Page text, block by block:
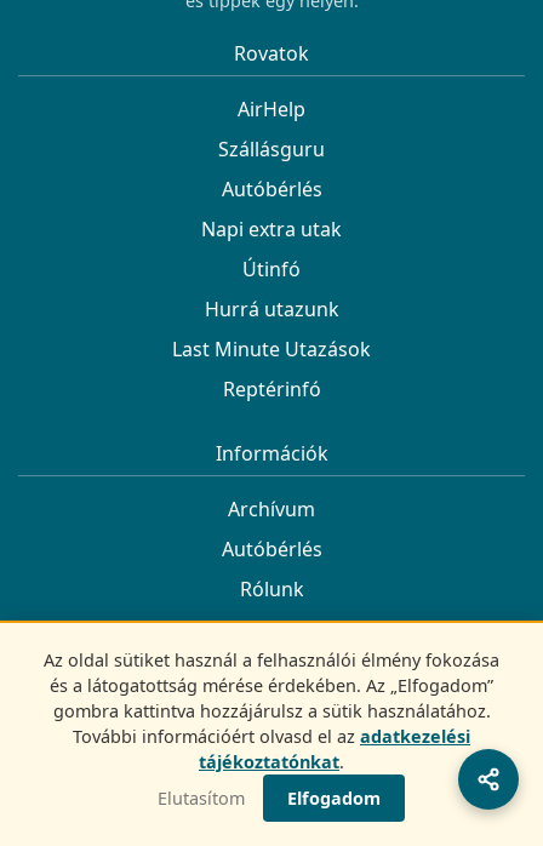
Rovatok
AirHelp
Szállásguru
Autóbérlés
Napi extra utak
Útinfó
Hurrá utazunk
Last Minute Utazások
Reptérinfó
Információk
Archívum
Autóbérlés
Rólunk
Kapcsolat
Adatvédelem
Impresszum
Kövess minket
Facebook
Az oldal sütiket használ a felhasználói élmény fokozása
és a látogatottság mérése érdekében. Az „Elfogadom”
gombra kattintva hozzájárulsz a sütik használatához.
További információért olvasd el az adatkezelési
tájékoztatónkat.
Elutasítom
Elfogadom